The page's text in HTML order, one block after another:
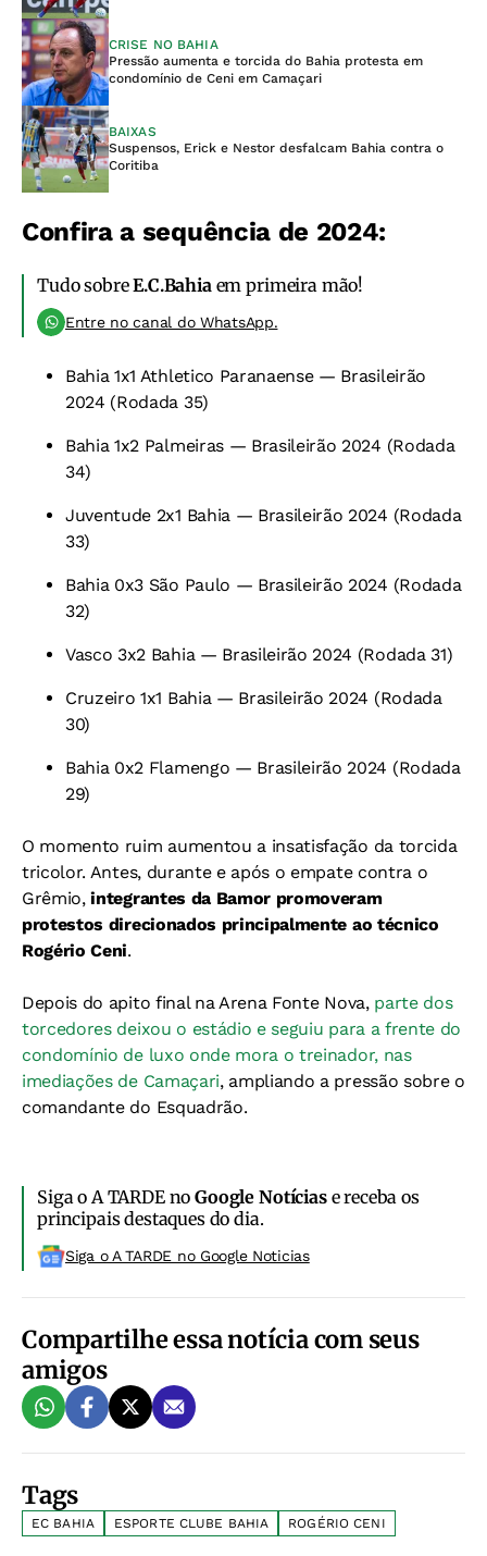
CRISE NO BAHIA
Pressão aumenta e torcida do Bahia protesta em
condomínio de Ceni em Camaçari
BAIXAS
Suspensos, Erick e Nestor desfalcam Bahia contra o
Coritiba
Confira a sequência de 2024:
Tudo sobreE.C.Bahiaem primeira mão!
Entre no canal do WhatsApp.
Bahia 1x1 Athletico Paranaense — Brasileirão
2024 (Rodada 35)
Bahia 1x2 Palmeiras — Brasileirão 2024 (Rodada
34)
Juventude 2x1 Bahia — Brasileirão 2024 (Rodada
33)
Bahia 0x3 São Paulo — Brasileirão 2024 (Rodada
32)
Vasco 3x2 Bahia — Brasileirão 2024 (Rodada 31)
Cruzeiro 1x1 Bahia — Brasileirão 2024 (Rodada
30)
Bahia 0x2 Flamengo — Brasileirão 2024 (Rodada
29)
O momento ruim aumentou a insatisfação da torcida
tricolor. Antes, durante e após o empate contra o
Grêmio,integrantes da Bamor promoveram
protestos direcionados principalmente ao técnico
Rogério Ceni.
Depois do apito final na Arena Fonte Nova, parte dos
torcedores deixou o estádio e seguiu para a frente do
condomínio de luxo onde mora o treinador, nas
imediações de Camaçari, ampliando a pressão sobre o
comandante do Esquadrão.
Siga o A TARDE noGoogle Notíciase receba os
principais destaques do dia.
Siga o A TARDE no Google Noticias
Compartilhe essa notícia com seus
amigos
Tags
EC BAHIA ESPORTE CLUBE BAHIA ROGÉRIO CENI